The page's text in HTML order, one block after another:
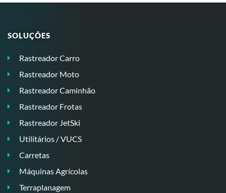
SOLUÇÕES
Rastreador Carro
Rastreador Moto
Rastreador Caminhão
Rastreador Frotas
Rastreador JetSki
Utilitários / VUCS
Carretas
Máquinas Agrícolas
Terraplanagem